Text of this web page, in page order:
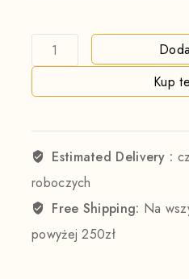
Kup
Estimated Delivery :
roboczych
Free Shipping: Na
powyżej 250zł